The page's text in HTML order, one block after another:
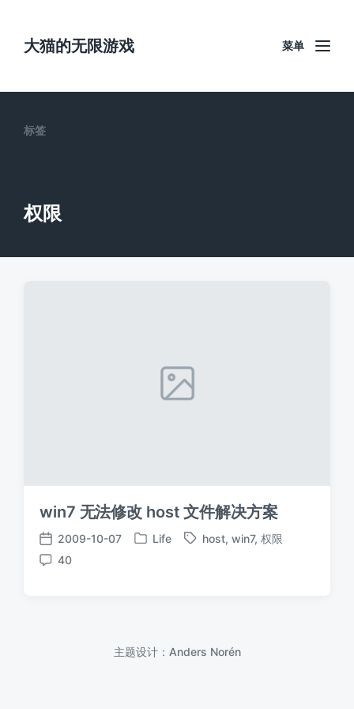
大猫的无限游戏 菜单
标签
权限
win7 无法修改 host 文件解决方案
发
布
2009-10-07
发
Life
标
host, win7, 权限
评
40
主题设计： Anders Norén